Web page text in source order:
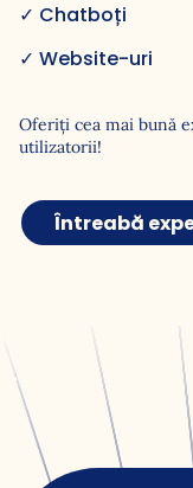
✓ Chatboți
✓ Website-uri
Oferiți cea mai bună
utilizatorii!
Întreabă